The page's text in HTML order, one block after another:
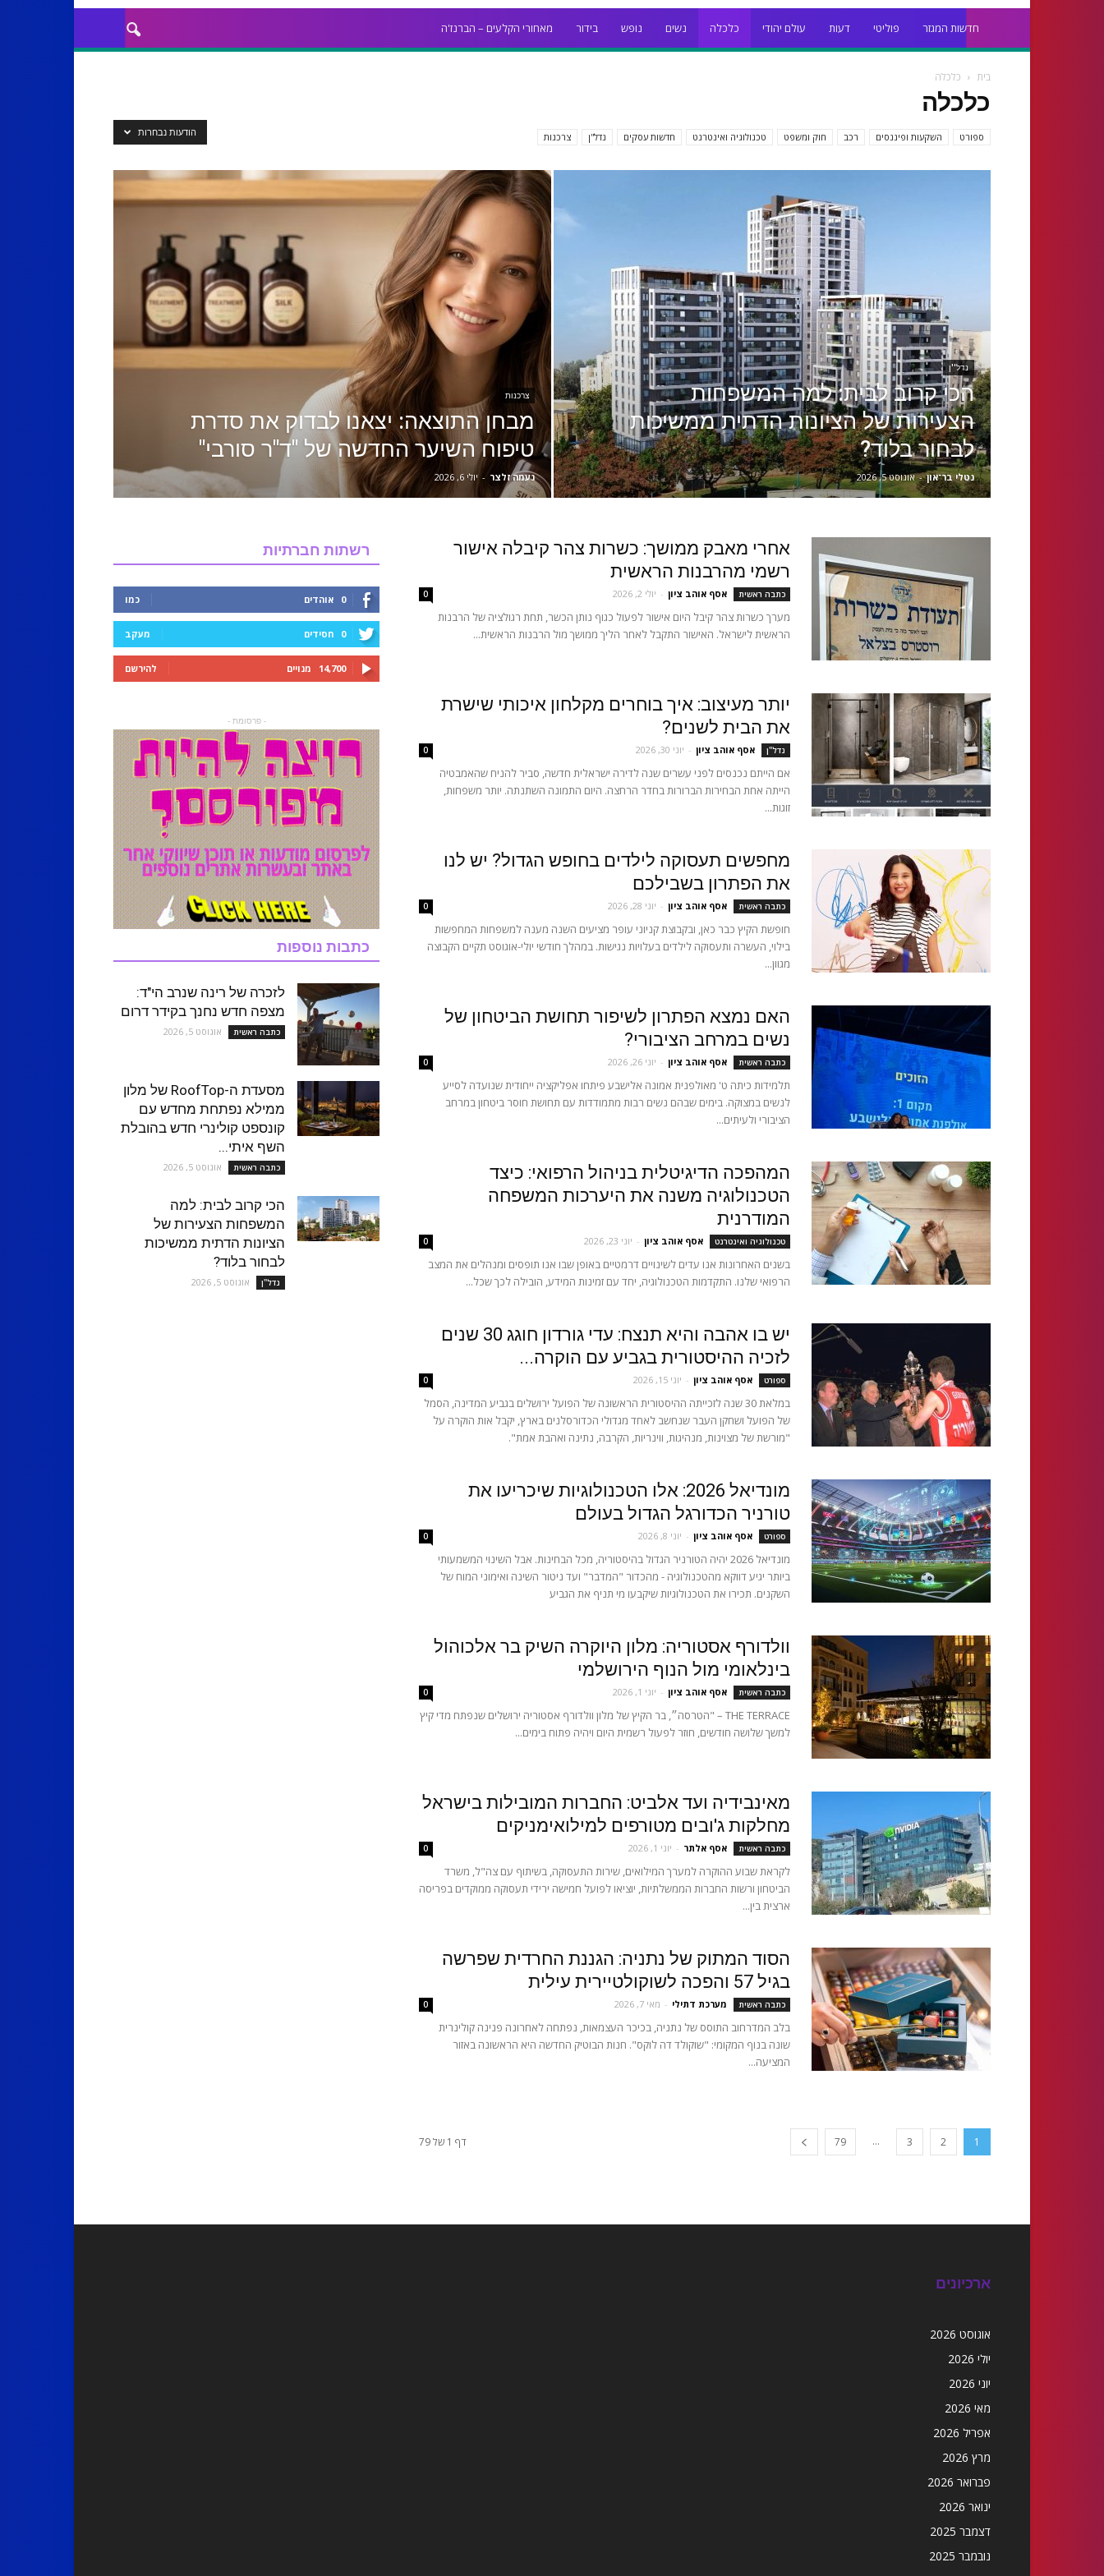
חדשות המגזר פוליטי דעות עולם יהודי כלכלה נשים נופש בידור מאחורי הקלעים – הברנז'ה
בית כלכלה
כלכלה
ספורט השקעות ופיננסים רכב חוק ומשפט טכנולוגיה ואינטרנט חדשות עסקים נדל''ן צרכנות הודעות נבחרות
נדל''ן
הכי קרוב לבית: למה המשפחות
הצעירות של הציונות הדתית ממשיכות
לבחור בלוד?
נטלי בר־און - אוגוסט 5, 2026
צרכנות
מבחן התוצאה: יצאנו לבדוק את סדרת
טיפוח השיער החדשה של "ד"ר סורבי"
נעמה זלצר - יולי 6, 2026
אחרי מאבק ממושך: כשרות צהר קיבלה אישור
רשמי מהרבנות הראשית
כתבה ראשית אסף אוהב ציון - יולי 2, 2026 0
מערך כשרות צהר קיבל היום אישור לפעול כגוף נותן הכשר, תחת רגולציה של הרבנות
הראשית לישראל. האישור התקבל לאחר הליך ממושך מול הרבנות הראשית...
יותר מעיצוב: איך בוחרים מקלחון איכותי שישרת
את הבית לשנים?
נדל''ן אסף אוהב ציון - יוני 30, 2026 0
אם הייתם נכנסים לפני עשרים שנה לדירה ישראלית חדשה, סביר להניח שהאמבטיה
הייתה אחת הבחירות הברורות בחדר הרחצה. היום התמונה השתנתה. יותר משפחות,
זוגות...
מחפשים תעסוקה לילדים בחופש הגדול? יש לנו
את הפתרון בשבילכם
כתבה ראשית אסף אוהב ציון - יוני 28, 2026 0
חופשת הקיץ כבר כאן, ובקבוצת קניוני עופר מציעים השנה מענה למשפחות המחפשות
בילוי, העשרה ותעסוקה לילדים בעלויות נגישות. במהלך חודשי יולי-אוגוסט תקיים הקבוצה
מגוון...
האם נמצא הפתרון לשיפור תחושת הביטחון של
נשים במרחב הציבורי?
כתבה ראשית אסף אוהב ציון - יוני 26, 2026 0
תלמידות כיתה ט' מאולפנית אמונה אלישבע פיתחו אפליקציה ייחודית שנועדה לסייע
לנשים במצוקה. בימים שבהם נשים רבות מתמודדות עם תחושת חוסר ביטחון במרחב
הציבורי ולעיתים...
המהפכה הדיגיטלית בניהול הרפואי: כיצד
הטכנולוגיה משנה את היערכות המשפחה
המודרנית
טכנולוגיה ואינטרנט אסף אוהב ציון - יוני 23, 2026 0
בשנים האחרונות אנו עדים לשינויים דרמטיים באופן שבו אנו תופסים ומנהלים את המצב
הרפואי שלנו. התקדמות הטכנולוגיה, יחד עם זמינות המידע, הובילה לכך שכל...
יש בו אהבה והיא תנצח: עדי גורדון חוגג 30 שנים
לזכיה ההיסטורית בגביע עם הוקרה...
ספורט אסף אוהב ציון - יוני 15, 2026 0
במלאת 30 שנה לזכייתה ההיסטורית הראשונה של הפועל ירושלים בגביע המדינה, הסמל
של הפועל ושחקן העבר שנחשב לאחד מגדולי הכדורסלנים בארץ, יקבל אות הוקרה על
"מורשת של מצוינות, מנהיגות, ווינריות, הקרבה, נתינה ואהבת אמת".
מונדיאל 2026: אלו הטכנולוגיות שיכריעו את
טורניר הכדורגל הגדול בעולם
ספורט אסף אוהב ציון - יוני 8, 2026 0
מונדיאל 2026 יהיה הטורניר הגדול בהיסטוריה, מכל הבחינות. אבל השינוי המשמעותי
ביותר יגיע דווקא מהטכנולוגיה - מהכדור "המדבר" ועד ניטור השינה ואימוני המוח של
השקנים. תכירו את הטכנולוגיות שיקבעו מי תניף את הגביע
וולדורף אסטוריה: מלון היוקרה השיק בר אלכוהול
בינלאומי מול הנוף הירושלמי
כתבה ראשית אסף אוהב ציון - יוני 1, 2026 0
THE TERRACE – "הטרסה״, בר הקיץ של מלון וולדורף אסטוריה ירושלים שנפתח מדי קיץ
למשך שלושה חודשים, חוזר לפעול רשמית היום ויהיה פתוח בימים...
מאינבידיה ועד אלביט: החברות המובילות בישראל
מחלקות ג'ובים מטורפים למילואימניקים
כתבה ראשית אסף אלתר - יוני 1, 2026 0
לקראת שבוע ההוקרה למערך המילואים, שירות התעסוקה, בשיתוף עם צה"ל, משרד
הביטחון ורשות החברות הממשלתיות, יוציאו לפועל חמישה ירידי תעסוקה ממוקדים בפריסה
ארצית בין...
הסוד המתוק של נתניה: הגננת החרדית שפרשה
בגיל 57 והפכה לשוקולטיירית עילית
כתבה ראשית מערכת דתילי - מאי 7, 2026 0
בלב המדרחוב התוסס של נתניה, בכיכר העצמאות, נפתחה לאחרונה פנינה קולינרית
שונה בנוף המקומי: "שוקולד דה לוקס". חנות הבוטיק החדשה היא הראשונה באזור
המציעה...
1
2
3
...
79 דף 1 של 79
רשתות חברתיות
0 אוהדים כמו
0 חסידים מעקב
14,700 מנויים להירשם
- פרסומת -
כתבות נוספות
לזכרה של רינה שנרב הי"ד:
מצפה חדש נחנך בקידר דרום
כתבה ראשית אוגוסט 5, 2026
מסעדת ה-RoofTop של מלון
ממילא נפתחת מחדש עם
קונספט קולינרי חדש בהובלת
השף איתי...
כתבה ראשית אוגוסט 5, 2026
הכי קרוב לבית: למה
המשפחות הצעירות של
הציונות הדתית ממשיכות
לבחור בלוד?
נדל''ן אוגוסט 5, 2026
ארכיונים
אוגוסט 2026
יולי 2026
יוני 2026
מאי 2026
אפריל 2026
מרץ 2026
פברואר 2026
ינואר 2026
דצמבר 2025
נובמבר 2025